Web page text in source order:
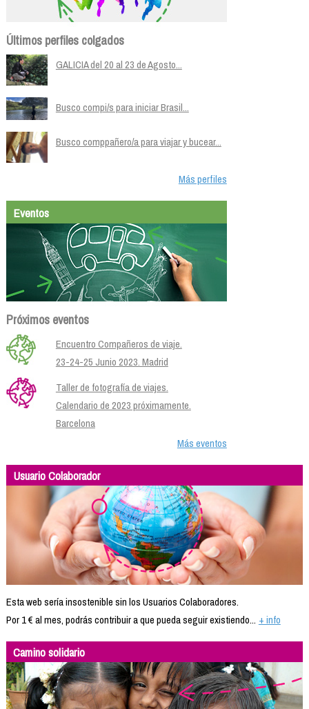
Últimos perfiles colgados
GALICIA del 20 al 23 de Agosto...
Busco compi/s para iniciar Brasil...
Busco comppañero/a para viajar y bucear...
Más perfiles
Eventos
Próximos eventos
Encuentro Compañeros de viaje.
23-24-25 Junio 2023. Madrid
Taller de fotografía de viajes.
Calendario de 2023 próximamente.
Barcelona
Más eventos
Usuario Colaborador
Esta web sería insostenible sin los Usuarios Colaboradores.
Por 1 € al mes, podrás contribuir a que pueda seguir existiendo... + info
Camino solidario